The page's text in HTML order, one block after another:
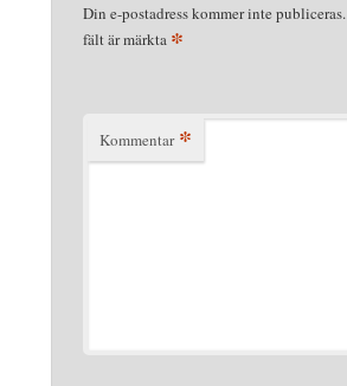
Din e-postadress kommer inte publiceras.
fält är märkta *
Kommentar *